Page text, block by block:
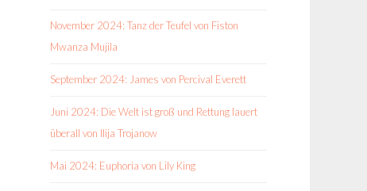
November 2024: Tanz der Teufel von Fiston
Mwanza Mujila
September 2024: James von Percival Everett
Juni 2024: Die Welt ist groß und Rettung lauert
überall von Ilija Trojanow
Mai 2024: Euphoria von Lily King